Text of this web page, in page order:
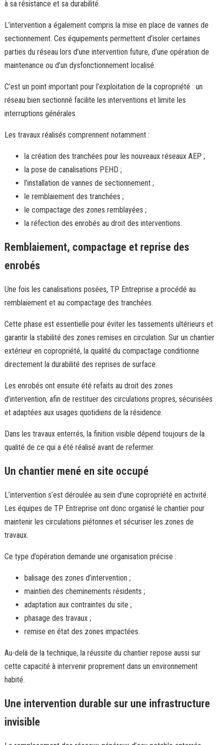
à sa résistance et sa durabilité.
L’intervention a également compris la mise en place de vannes de
sectionnement. Ces équipements permettent d’isoler certaines
parties du réseau lors d’une intervention future, d’une opération de
maintenance ou d’un dysfonctionnement localisé.
C’est un point important pour l’exploitation de la copropriété : un
réseau bien sectionné facilite les interventions et limite les
interruptions générales.
Les travaux réalisés comprennent notamment :
la création des tranchées pour les nouveaux réseaux AEP ;
la pose de canalisations PEHD ;
l’installation de vannes de sectionnement ;
le remblaiement des tranchées ;
le compactage des zones remblayées ;
la réfection des enrobés au droit des interventions.
Remblaiement, compactage et reprise des
enrobés
Une fois les canalisations posées, TP Entreprise a procédé au
remblaiement et au compactage des tranchées.
Cette phase est essentielle pour éviter les tassements ultérieurs et
garantir la stabilité des zones remises en circulation. Sur un chantier
extérieur en copropriété, la qualité du compactage conditionne
directement la durabilité des reprises de surface.
Les enrobés ont ensuite été refaits au droit des zones
d’intervention, afin de restituer des circulations propres, sécurisées
et adaptées aux usages quotidiens de la résidence.
Dans les travaux enterrés, la finition visible dépend toujours de la
qualité de ce qui a été réalisé avant de refermer.
Un chantier mené en site occupé
L’intervention s’est déroulée au sein d’une copropriété en activité.
Les équipes de TP Entreprise ont donc organisé le chantier pour
maintenir les circulations piétonnes et sécuriser les zones de
travaux.
Ce type d’opération demande une organisation précise :
balisage des zones d’intervention ;
maintien des cheminements résidents ;
adaptation aux contraintes du site ;
phasage des travaux ;
remise en état des zones impactées.
Au-delà de la technique, la réussite du chantier repose aussi sur
cette capacité à intervenir proprement dans un environnement
habité.
Une intervention durable sur une infrastructure
invisible